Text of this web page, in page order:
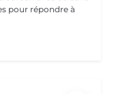
pour répondre à